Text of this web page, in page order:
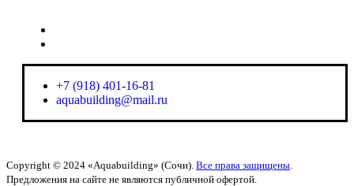
+7 (918) 401-16-81
aquabuilding@mail.ru
Copyright © 2024 «Aquabuilding» (Сочи). Все права защищены
Предложения на сайте не являются публичной офертой.